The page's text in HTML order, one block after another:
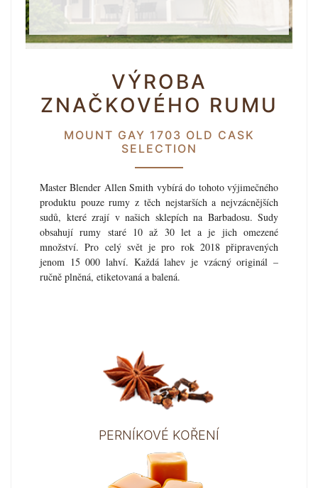
VÝROBA
ZNAČKOVÉHO RUMU
MOUNT GAY 1703 OLD CASK
SELECTION
Master Blender Allen Smith vybírá do tohoto výjimečného
produktu pouze rumy z těch nejstarších a nejvzácnějších
sudů, které zrají v našich sklepích na Barbadosu. Sudy
obsahují rumy staré 10 až 30 let a je jich omezené
množství. Pro celý svět je pro rok 2018 připravených
jenom 15 000 lahví. Každá lahev je vzácný originál –
ručně plněná, etiketovaná a balená.
PERNÍKOVÉ KOŘENÍ